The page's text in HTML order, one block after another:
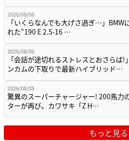
2026/08/06
「いくらなんでも大げさ過ぎ…」BMW
れた“190 E 2.5-16 …
2026/08/06
「会話が途切れるストレスとおさらば!
ンカムの下取りで最新ハイブリッド…
2026/08/05
驚異のスーパーチャージャー! 200馬力
ターが再び。カワサキ「Z H…
もっと見る